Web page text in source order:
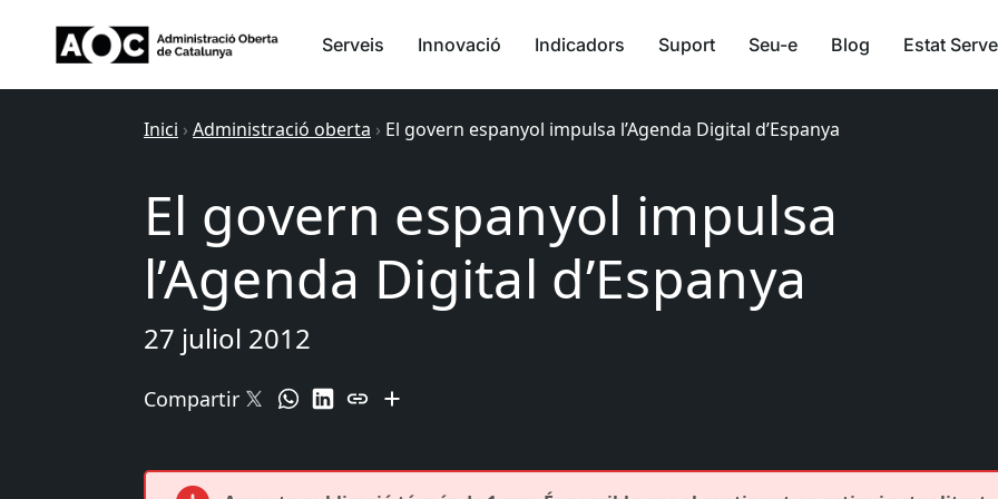
Serveis Innovació Indicadors Suport Seu-e Blog Estat
Inici › Administració oberta › El govern espanyol impulsa l’Agenda Digital d’Espanya
El govern espanyol impulsa
l’Agenda Digital d’Espanya
27 juliol 2012
Compartir